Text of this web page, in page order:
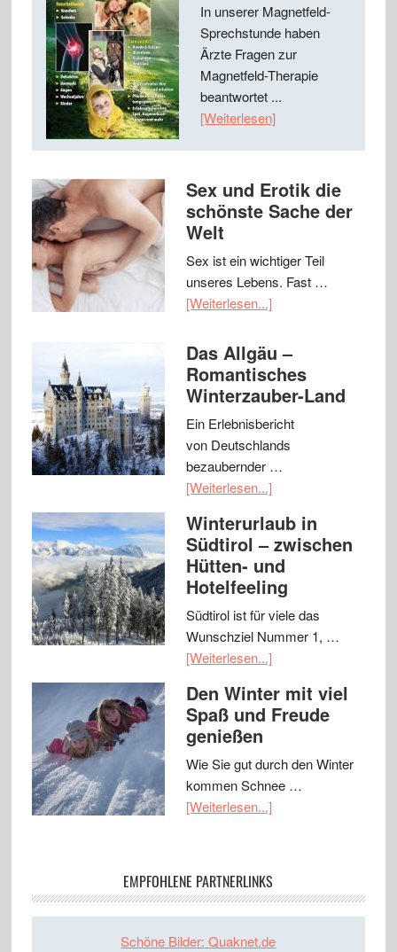
In unserer Magnetfeld-
Sprechstunde haben
Ärzte Fragen zur
Magnetfeld-Therapie
beantwortet ...
[Weiterlesen]
Sex und Erotik die
schönste Sache der
Welt
Sex ist ein wichtiger Teil
unseres Lebens. Fast …
[Weiterlesen...]
Das Allgäu –
Romantisches
Winterzauber-Land
Ein Erlebnisbericht
von Deutschlands
bezaubernder …
[Weiterlesen...]
Winterurlaub in
Südtirol – zwischen
Hütten- und
Hotelfeeling
Südtirol ist für viele das
Wunschziel Nummer 1, …
[Weiterlesen...]
Den Winter mit viel
Spaß und Freude
genießen
Wie Sie gut durch den Winter
kommen Schnee …
[Weiterlesen...]
EMPFOHLENE PARTNERLINKS
Schöne Bilder: Quaknet.de